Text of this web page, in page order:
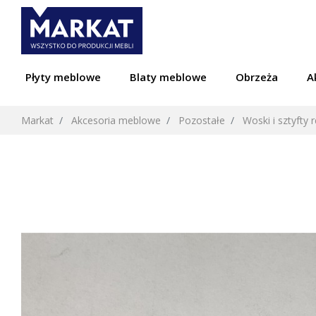
Płyty meblowe Blaty meblowe Obrzeża
Markat Akcesoria meblowe Pozostałe Woski i sztyfty